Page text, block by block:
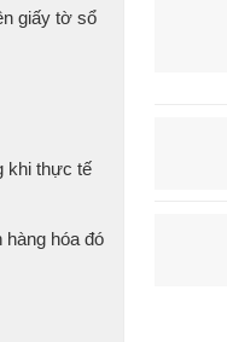
giấy tờ sổ
khi thực tế
hàng hóa đó